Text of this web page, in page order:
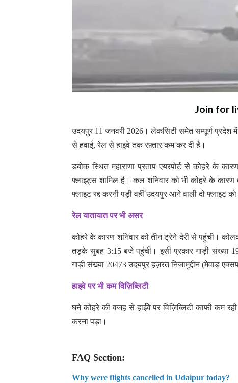
Join for
उदयपुर 11 जनवरी 2026। लेकसिटी समेत सम्पूर्ण प्रदेश में
से हवाई, रेल से हाइवे तक रफ़्तार कम कर दी है।
डबोक स्थित महाराणा प्रताप एयरपोर्ट से कोहरे के
फ्लाइट्स शामिल है। कल शनिवार को भी कोहरे के कारण
फ्लाइट रद्द करनी पड़ी वहीँ उदयपुर आने वाली दो फ्लाइट
रेल यातायात पर भी असर
कोहरे के कारण शनिवार को तीन ट्रेने देरी से पहुंची।
तड़के सुबह 3:15 बजे पहुंची। इसी प्रकार गाड़ी संख्या
गाड़ी संख्या 20473 उदयपुर हज़रत निजामुद्दीन (मेवाड़
हाइवे पर भी कम विज़िब्लिटी
घने कोहरे की वजह से हाईवे पर विज़िब्लिटी काफी कम
करना पड़ा।
FAQ Section:
Why were flights cancelled in Udaipur today?